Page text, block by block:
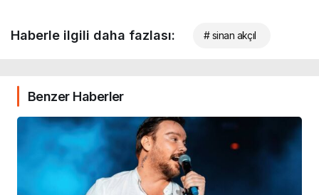
Haberle ilgili daha fazlası: # sinan akçıl
Benzer Haberler